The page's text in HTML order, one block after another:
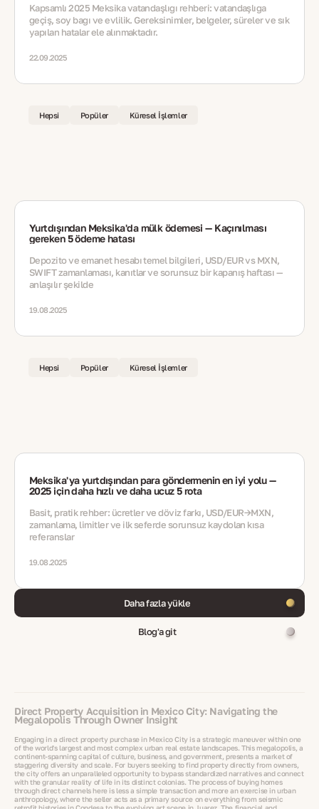
Kapsamlı 2025 Meksika vatandaşlığı rehberi: vatandaşlığa
geçiş, soy bağı ve evlilik. Gereksinimler, belgeler, süreler ve sık
yapılan hatalar ele alınmaktadır.
22.09.2025
Hepsi Popüler Küresel İşlemler
Yurtdışından Meksika'da mülk ödemesi — Kaçınılması
gereken 5 ödeme hatası
Depozito ve emanet hesabı temel bilgileri, USD/EUR vs MXN,
SWIFT zamanlaması, kanıtlar ve sorunsuz bir kapanış haftası —
anlaşılır şekilde
19.08.2025
Hepsi Popüler Küresel İşlemler
Meksika'ya yurtdışından para göndermenin en iyi yolu —
2025 için daha hızlı ve daha ucuz 5 rota
Basit, pratik rehber: ücretler ve döviz farkı, USD/EUR→MXN,
zamanlama, limitler ve ilk seferde sorunsuz kaydolan kısa
referanslar
19.08.2025
Daha fazla yükle
Blog'a git
Direct Property Acquisition in Mexico City: Navigating the
Megalopolis Through Owner Insight
Engaging in a direct property purchase in Mexico City is a strategic maneuver within one
of the world's largest and most complex urban real estate landscapes. This megalopolis, a
continent-spanning capital of culture, business, and government, presents a market of
staggering diversity and scale. For buyers seeking to find property directly from owners,
the city offers an unparalleled opportunity to bypass standardized narratives and connect
with the granular reality of life in its distinct colonias. The process of buying homes
through direct channels here is less a simple transaction and more an exercise in urban
anthropology, where the seller acts as a primary source on everything from seismic